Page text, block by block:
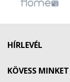
HÍRLEVÉL
KÖVESS MINKET